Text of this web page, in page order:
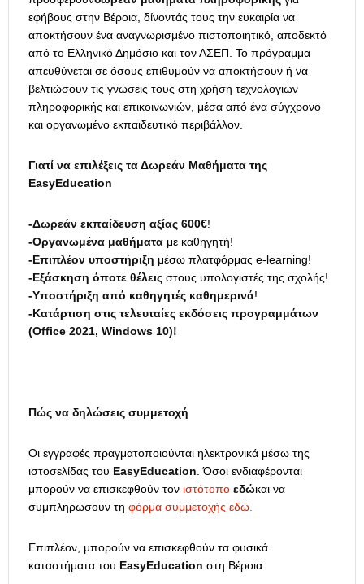
εφήβους στην Βέροια, δίνοντάς τους την ευκαιρία να
αποκτήσουν ένα αναγνωρισμένο πιστοποιητικό, αποδεκτό
από το Ελληνικό Δημόσιο και τον ΑΣΕΠ. Το πρόγραμμα
απευθύνεται σε όσους επιθυμούν να αποκτήσουν ή να
βελτιώσουν τις γνώσεις τους στη χρήση τεχνολογιών
πληροφορικής και επικοινωνιών, μέσα από ένα σύγχρονο
και οργανωμένο εκπαιδευτικό περιβάλλον.
Γιατί να επιλέξεις τα Δωρεάν Μαθήματα της
EasyEducation
-Δωρεάν εκπαίδευση αξίας 600€!
-Οργανωμένα μαθήματα με καθηγητή!
-Επιπλέον υποστήριξη μέσω πλατφόρμας e-learning!
-Εξάσκηση όποτε θέλεις στους υπολογιστές της σχολής!
-Υποστήριξη από καθηγητές καθημερινά!
-Κατάρτιση στις τελευταίες εκδόσεις προγραμμάτων
(Office 2021, Windows 10)!
Πώς να δηλώσεις συμμετοχή
Οι εγγραφές πραγματοποιούνται ηλεκτρονικά μέσω της
ιστοσελίδας του EasyEducation . Όσοι ενδιαφέρονται
μπορούν να επισκεφθούν τον ιστότοπο εδώκαι να
συμπληρώσουν τη φόρμα συμμετοχής εδώ.
Επιπλέον, μπορούν να επισκεφθούν τα φυσικά
καταστήματα του EasyEducation στη Βέροια: